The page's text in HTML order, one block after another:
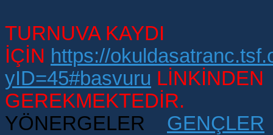
TURNUVA KAYDI
İÇİN https://
yID=45#basvuru LİNKİNDEN
GEREKMEKTEDİR.
YÖNERGELER GENÇLER